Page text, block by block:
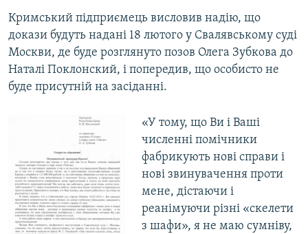
Кримський підприємець висловив надію, що
докази будуть надані 18 лютого у Свалявському суді
Москви, де буде розглянуто позов Олега Зубкова до
Наталі Поклонский, і попередив, що особисто не
буде присутній на засіданні.
«У тому, що Ви і Ваші
численні помічники
фабрикують нові справи і
нові звинувачення проти
мене, дістаючи і
реанімуючи різні «скелети
з шафи», я не маю сумніву,